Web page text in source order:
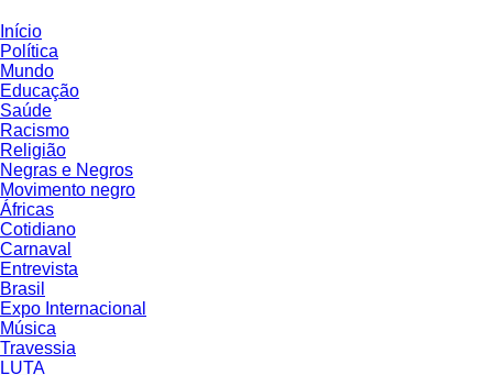
Início
Política
Mundo
Educação
Saúde
Racismo
Religião
Negras e Negros
Movimento negro
Áfricas
Cotidiano
Carnaval
Entrevista
Brasil
Expo Internacional
Música
Travessia
LUTA